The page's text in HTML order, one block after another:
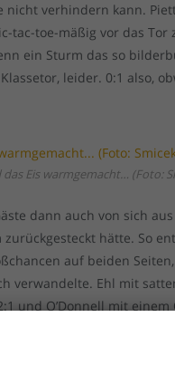
verhindern kann.
tac-toe-mäßig vor das Tor
ein Sturm das so
leider. 0:1 also,
das Eis warmgemacht… (Foto:
dann auch von sich
hätte. So
auf beiden
verwandelte. Ehl mit
und O’Donnell mit einem
den Mann!) 3:1 also
stimmte die